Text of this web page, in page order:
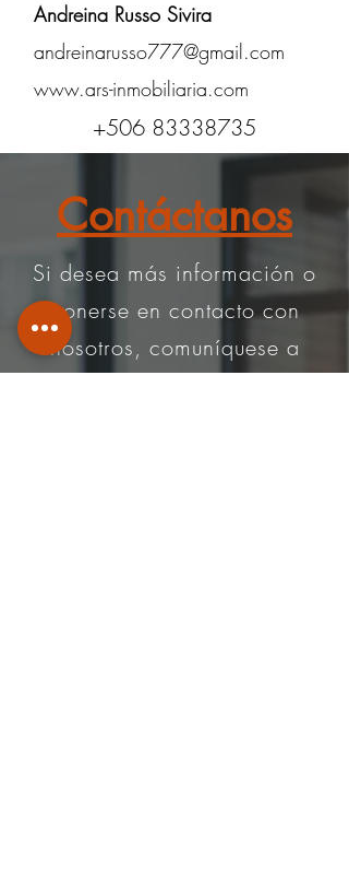
Andreina Russo Sivira
andreinarusso777@gmail.com
www.ars-inmobiliaria.com
+506 83338735
Contáctanos
Si desea más información o
ponerse en contacto con
nosotros, comuníquese a